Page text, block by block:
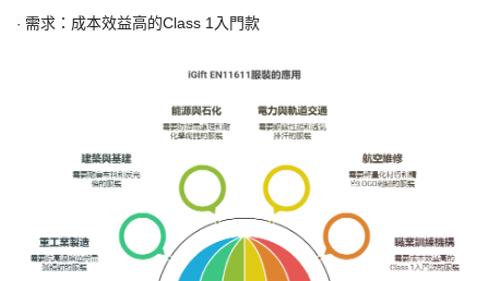
· 需求：成本效益高的Class 1入門款